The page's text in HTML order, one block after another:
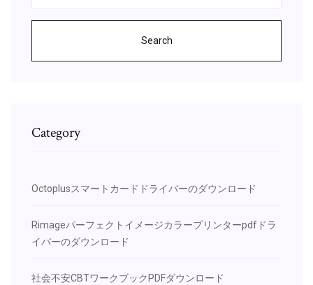
Search
Category
Octoplusスマートカードドライバーのダウンロード
Rimageパーフェクトイメージカラープリンターpdfドラ
イバーのダウンロード
社会不安CBTワークブックPDFダウンロード